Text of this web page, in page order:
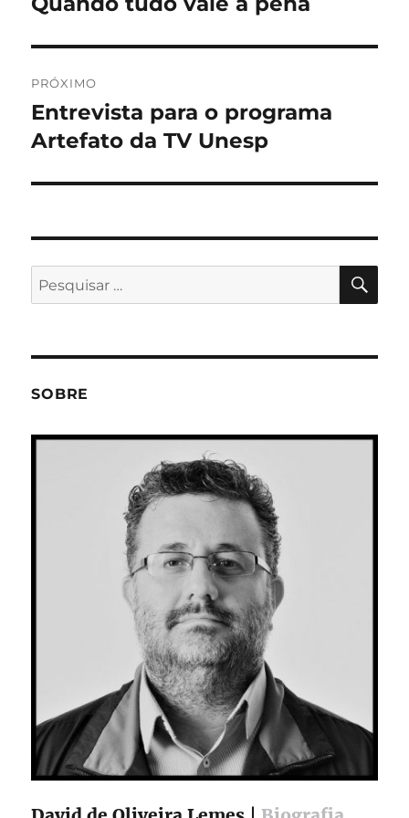
PRÓXIMO
Próximo
post:
Entrevista para o programa
Artefato da TV Unesp
Pesquisar
por:
SOBRE